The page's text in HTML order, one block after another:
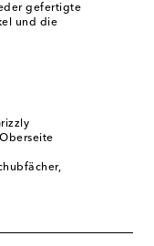
gefertigte
und die